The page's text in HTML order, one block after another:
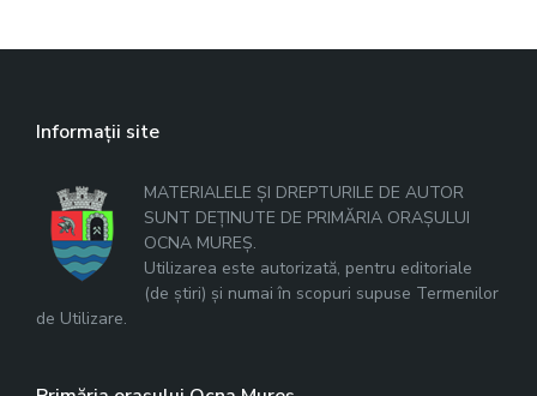
Informații site
MATERIALELE ȘI DREPTURILE DE AUTOR
SUNT DEȚINUTE DE PRIMĂRIA ORAȘULUI
OCNA MUREȘ.
Utilizarea este autorizată, pentru editoriale
(de știri) și numai în scopuri supuse Termenilor
de Utilizare.